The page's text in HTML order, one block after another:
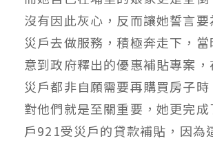
沒有因此灰心，反而讓她誓言
災戶去做服務，積極奔走下，
意到政府釋出的優惠補貼專案
災戶都非自願需要再購買房子
對他們就是至關重要，她更完
戶921受災戶的貸款補貼，因為